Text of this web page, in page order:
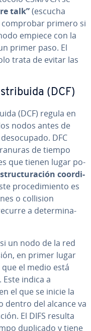
talk”(escucha
comprobar primero si
empiece con la
primer paso. El
trata de evitar las
(DCF)
(DCF) regula en
nodos antes de
DFC
de tiempo
que tienen lugar po­
coor­di­
pro­ce­di­mie­n­to es
o collision
a de­te­r­mi­na­
si un nodo de la red
en primer lugar
el medio está
indica a
el que se inicie la
dentro del alcance va
El DIFS resulta
duplicado y tiene